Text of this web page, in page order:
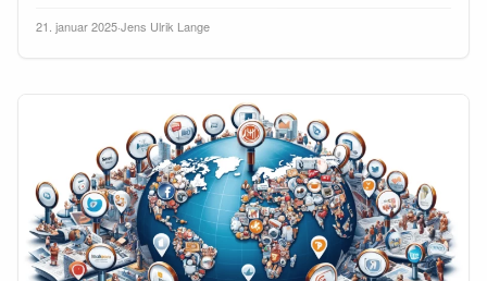
21. januar 2025·Jens Ulrik Lange